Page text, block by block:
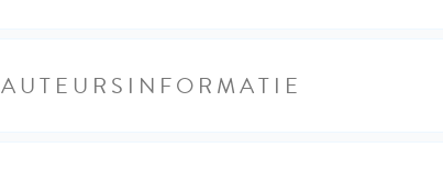
AUTEURSINFORMATIE